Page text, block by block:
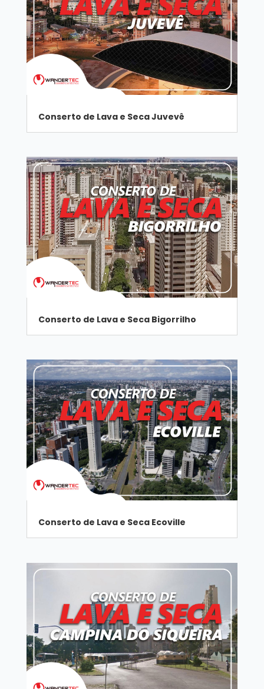
Conserto de Lava e Seca Juvevê
Conserto de Lava e Seca Bigorrilho
Conserto de Lava e Seca Ecoville